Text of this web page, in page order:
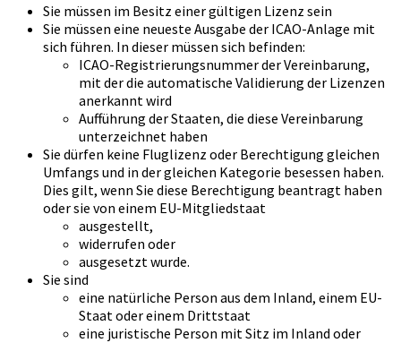
Sie müssen im Besitz einer gültigen Lizenz sein
Sie müssen eine neueste Ausgabe der ICAO-Anlage mit
sich führen. In dieser müssen sich befinden:
ICAO-Registrierungsnummer der Vereinbarung,
mit der die automatische Validierung der Lizenzen
anerkannt wird
Aufführung der Staaten, die diese Vereinbarung
unterzeichnet haben
Sie dürfen keine Fluglizenz oder Berechtigung gleichen
Umfangs und in der gleichen Kategorie besessen haben.
Dies gilt, wenn Sie diese Berechtigung beantragt haben
oder sie von einem EU-Mitgliedstaat
ausgestellt,
widerrufen oder
ausgesetzt wurde.
Sie sind
eine natürliche Person aus dem Inland, einem EU-
Staat oder einem Drittstaat
eine juristische Person mit Sitz im Inland oder